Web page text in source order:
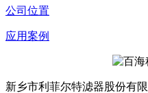
公司位置
应用案例
新乡市利菲尔特滤器股份有